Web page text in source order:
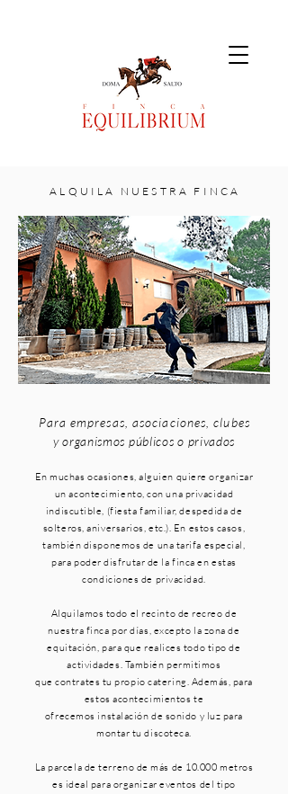
A L Q U I L A N U E S T R A F I N C A
Para empresas, asociaciones, clubes
y organismos públicos o privados
En muchas ocasiones, alguien quiere organizar
un acontecimiento, con una privacidad
indiscutible, (fiesta familiar, despedida de
solteros, aniversarios, etc.). En estos casos,
también disponemos de una tarifa especial,
para poder disfrutar de la finca en estas
condiciones de privacidad.
Alquilamos todo el recinto de recreo de
nuestra finca por días, excepto la zona de
equitación, para que realices todo tipo de
actividades. También permitimos
que contrates tu propio catering. Además, para
estos acontecimientos te
ofrecemos instalación de sonido y luz para
montar tu discoteca.
La parcela de terreno de más de 10.000 metros
es ideal para organizar eventos del tipo